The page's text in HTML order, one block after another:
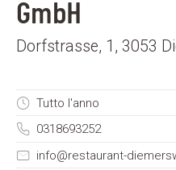
GmbH
Dorfstrasse, 1, 3053
Tutto l'anno
0318693252
info@restaurant-